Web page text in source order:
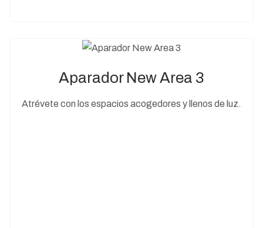
Aparador New Area 3
Atrévete con los espacios acogedores y llenos de luz.